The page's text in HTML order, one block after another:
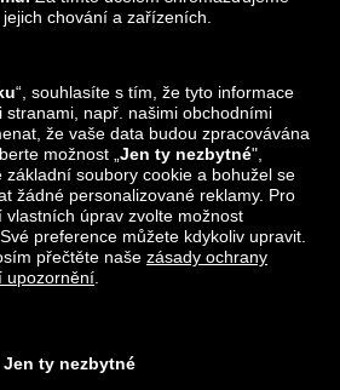
zalando-lounge.ee
zalando-lounge.no